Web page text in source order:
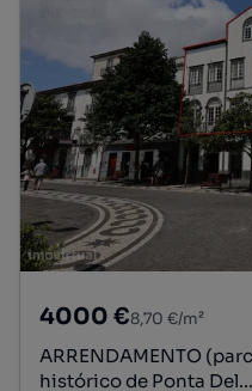
4000 €8,70 €/m²
ARRENDAMENTO
histórico de Ponta Del...